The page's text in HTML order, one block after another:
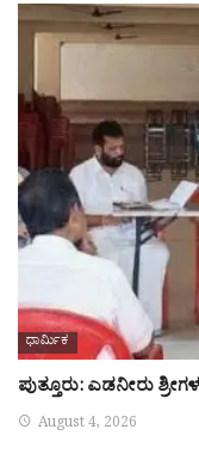
ಧಾರ್ಮಿಕ
ಪುತ್ತೂರು: ಎಡನೀರು
August 4, 2026